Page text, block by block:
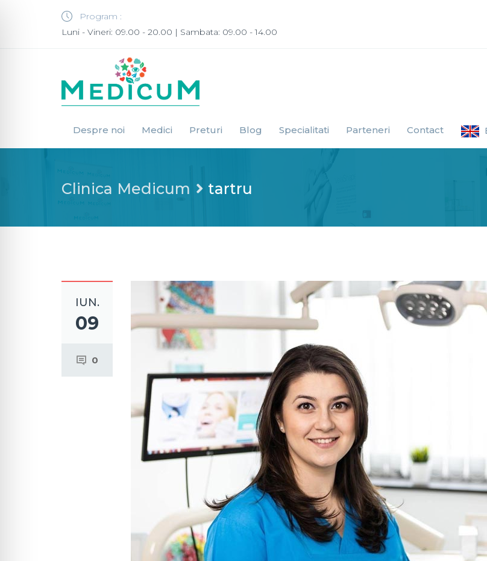
Program :
Luni - Vineri: 09.00 - 20.00 | Sambata: 09.00 - 14.00
Despre noi Medici Preturi Blog Specialitati Parteneri Contact
Clinica Medicum tartru
IUN.
09
0